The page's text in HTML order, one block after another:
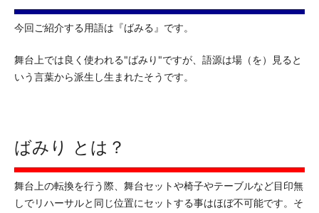
今回ご紹介する用語は『ばみる』です。
舞台上では良く使われる"ばみり"ですが、語源は場（を）見ると
いう言葉から派生し生まれたそうです。
ばみり とは？
舞台上の転換を行う際、舞台セットや椅子やテーブルなど目印無
しでリハーサルと同じ位置にセットする事はほぼ不可能です。そ